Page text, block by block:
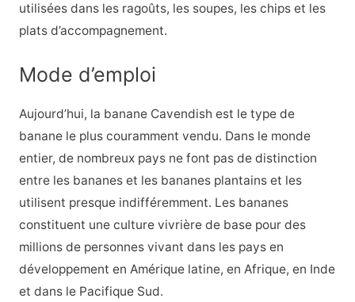
utilisées dans les ragoûts, les soupes, les chips et les
plats d’accompagnement.
Mode d’emploi
Aujourd’hui, la banane Cavendish est le type de
banane le plus couramment vendu. Dans le monde
entier, de nombreux pays ne font pas de distinction
entre les bananes et les bananes plantains et les
utilisent presque indifféremment. Les bananes
constituent une culture vivrière de base pour des
millions de personnes vivant dans les pays en
développement en Amérique latine, en Afrique, en Inde
et dans le Pacifique Sud.